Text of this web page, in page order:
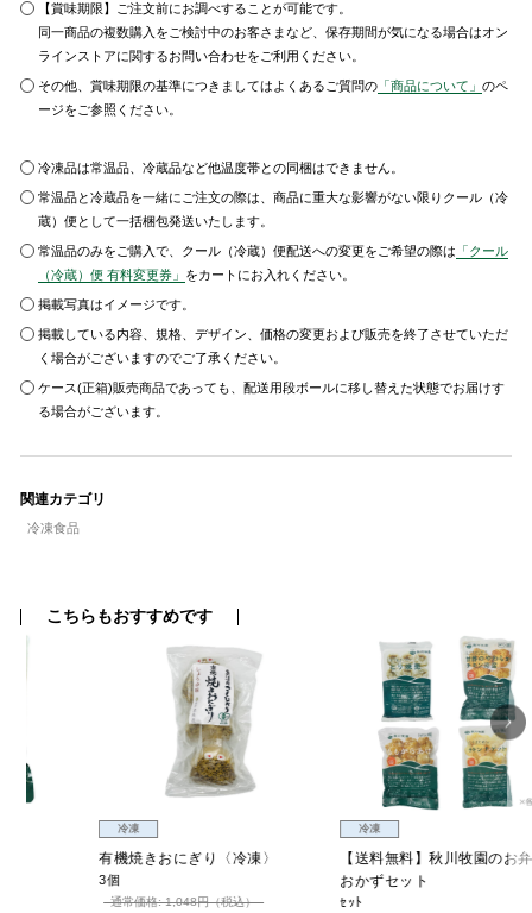
【賞味期限】ご注文前にお調べすることが可能です。
同一商品の複数購入をご検討中のお客さまなど、保存期間が気になる場合はオン
ラインストアに関するお問い合わせをご利用ください。
その他、賞味期限の基準につきましてはよくあるご質問の 「商品について」のペ
ージをご参照ください。
冷凍品は常温品、冷蔵品など他温度帯との同梱はできません。
常温品と冷蔵品を一緒にご注文の際は、商品に重大な影響がない限りクール（冷
蔵）便として一括梱包発送いたします。
常温品のみをご購入で、クール（冷蔵）便配送への変更をご希望の際は 「クール
（冷蔵）便 有料変更券」 をカートにお入れください。
掲載写真はイメージです。
掲載している内容、規格、デザイン、価格の変更および販売を終了させていただ
く場合がございますのでご了承ください。
ケース(正箱)販売商品であっても、配送用段ボールに移し替えた状態でお届けす
る場合がございます。
関連カテゴリ
冷凍食品
こちらもおすすめです
【送料無料】秋川牧園のお弁当の
おかずセット
からあげ〈冷凍〉
551円（税込）